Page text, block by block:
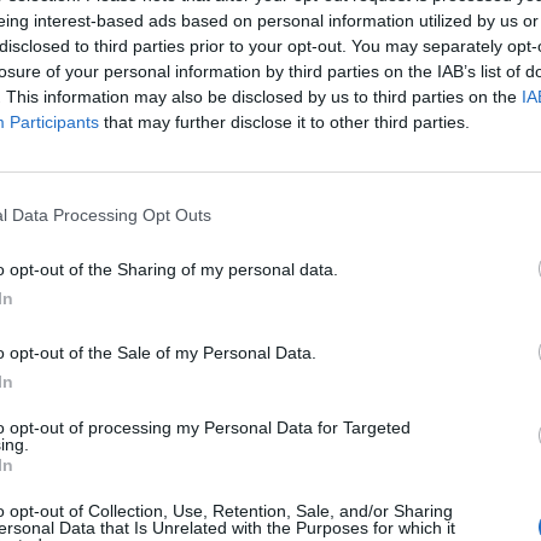
interest-based ads based on personal information utilized by us
to third parties prior to your opt-out. You may separately
of your personal information by third parties on the IAB’s list of
This information may also be disclosed by us to third parties on the
Participants that may further disclose it to other third parties.
Data Processing Opt Outs
opt-out of the Sharing of my personal data.
opt-out of the Sale of my Personal Data.
opt-out of processing my Personal Data for Targeted
opt-out of Collection, Use, Retention, Sale, and/or Sharing
Data that Is Unrelated with the Purposes for which it
nas requalificações das linhas ferroviárias já
do Porto, estão em construção novas linhas na Baixa do
Linhas que estavam planeadas desde o início do
os outros prolongamentos que já estão em estudo. A
ferroviário ligeiro.
do Vouga, para que esta funcione precisamente em modo
criar a articulação com os restantes serviços ferroviários
também, na região de Aveiro, equacionar o
como base de um futuro metro de superfície.”